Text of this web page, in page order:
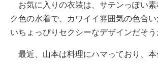
お気に入りの衣装は、サテンっぽい素
ク色の水着で、カワイイ雰囲気の色合
いちょっぴりセクシーなデザインだそう
最近、山本は料理にハマっており、本